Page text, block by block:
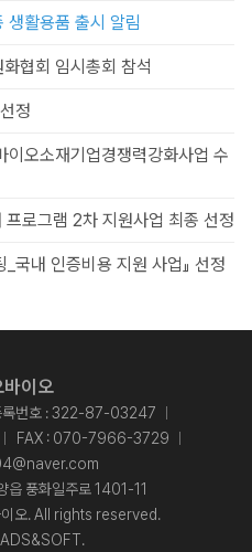
생활용품 출시 알림
협회 임시총회 참석
정
오소재기업경쟁력강화사업 수
로그램 2차 지원사업 최종 선정
국내 인증비용 지원 사업』 선정
이오
록번호 : 322-87-03247
FAX : 070-7966-3729
읍 풍화일주로 1401-11
오. All rights reserved.
ADS&SOFT.